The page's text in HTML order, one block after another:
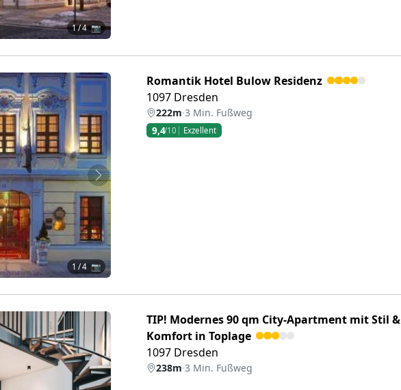
1/ 4 📷
Weiter
1 / 4 📷
Romantik Hotel Bulow Residenz
1097 Dresden
222m·3 Min. Fußweg
9,4/10 Exzellent
TIP! Modernes 90 qm City-Apartment mit Stil &
Komfort in Toplage
1097 Dresden
238m·3 Min. Fußweg